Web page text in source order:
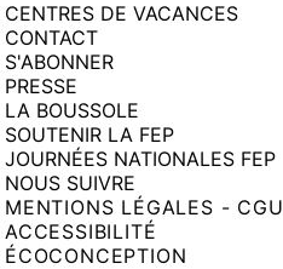
CENTRES DE VACANCES
CONTACT
S'ABONNER
PRESSE
LA BOUSSOLE
SOUTENIR LA FEP
JOURNÉES NATIONALES FEP
NOUS SUIVRE
MENTIONS LÉGALES - CGU
ACCESSIBILITÉ
ÉCOCONCEPTION